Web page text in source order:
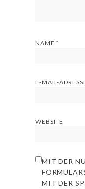
NAME*
E-MAIL-
WEBSITE
MIT DER
MIT DER